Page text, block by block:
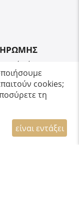
κάρτα,
&
cookies;
τη
είναι εντάξει